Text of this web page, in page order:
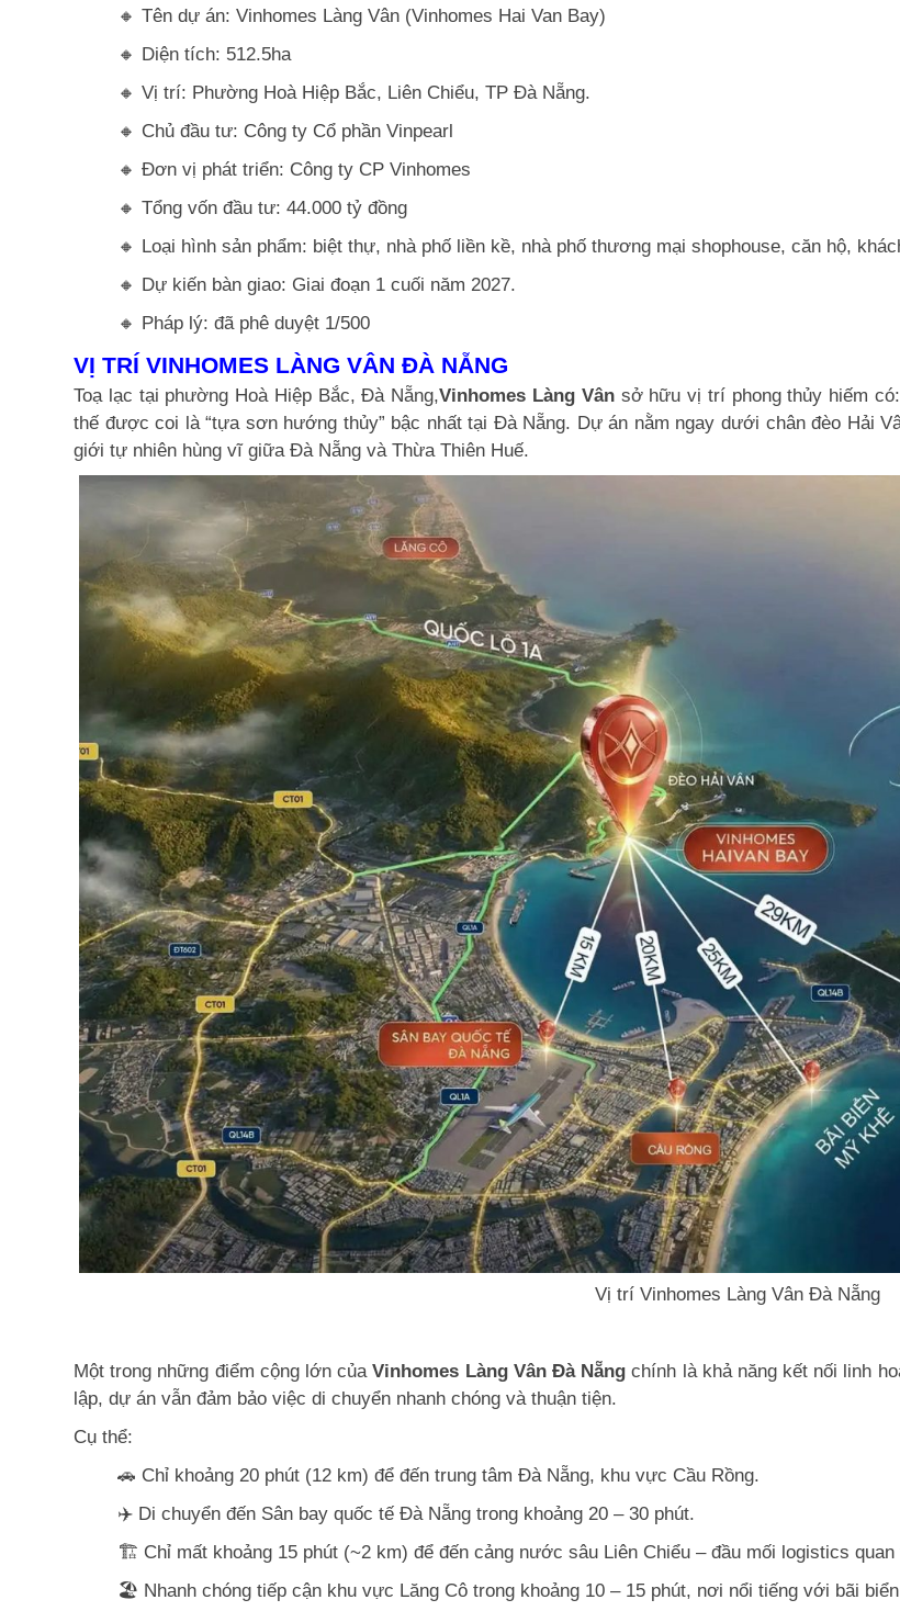
🔸 Tên dự án: Vinhomes Làng Vân (Vinhomes Hai Van Bay)
🔸 Diện tích: 512.5ha
🔸 Vị trí: Phường Hoà Hiệp Bắc, Liên Chiểu, TP Đà Nẵng.
🔸 Chủ đầu tư: Công ty Cổ phần Vinpearl
🔸 Đơn vị phát triển: Công ty CP Vinhomes
🔸 Tổng vốn đầu tư: 44.000 tỷ đồng
🔸 Loại hình sản phẩm: biệt thự, nhà phố liền kề, nhà phố thương mại shophouse, căn hộ,
🔸 Dự kiến bàn giao: Giai đoạn 1 cuối năm 2027.
🔸 Pháp lý: đã phê duyệt 1/500
VỊ TRÍ VINHOMES LÀNG VÂN ĐÀ NẴNG
Toạ lạc tại phường Hoà Hiệp Bắc, Đà Nẵng,Vinhomes Làng Vânsở hữu vị trí phong thủy hiếm
thế được coi là “tựa sơn hướng thủy” bậc nhất tại Đà Nẵng. Dự án nằm ngay dưới chân đèo Hải
giới tự nhiên hùng vĩ giữa Đà Nẵng và Thừa Thiên Huế.
Vị trí Vinhomes Làng Vân Đà Nẵng
Một trong những điểm cộng lớn củaVinhomes Làng Vân Đà Nẵng chính là khả năng kết nối linh
lập, dự án vẫn đảm bảo việc di chuyển nhanh chóng và thuận tiện.
Cụ thể:
🚗 Chỉ khoảng 20 phút (12 km) để đến trung tâm Đà Nẵng, khu vực Cầu Rồng.
✈️ Di chuyển đến Sân bay quốc tế Đà Nẵng trong khoảng 20 – 30 phút.
🏗️ Chỉ mất khoảng 15 phút (~2 km) để đến cảng nước sâu Liên Chiểu – đầu mối logistics
🏖️ Nhanh chóng tiếp cận khu vực Lăng Cô trong khoảng 10 – 15 phút, nơi nổi tiếng với bãi